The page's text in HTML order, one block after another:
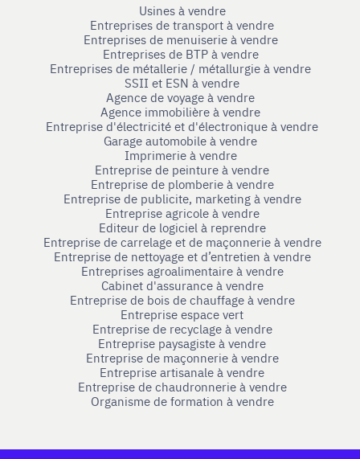
Usines à vendre
Entreprises de transport à vendre
Entreprises de menuiserie à vendre
Entreprises de BTP à vendre
Entreprises de métallerie / métallurgie à vendre
SSII et ESN à vendre
Agence de voyage à vendre
Agence immobilière à vendre
Entreprise d'électricité et d'électronique à vendre
Garage automobile à vendre
Imprimerie à vendre
Entreprise de peinture à vendre
Entreprise de plomberie à vendre
Entreprise de publicite, marketing à vendre
Entreprise agricole à vendre
Editeur de logiciel à reprendre
Entreprise de carrelage et de maçonnerie à vendre
Entreprise de nettoyage et d’entretien à vendre
Entreprises agroalimentaire à vendre
Cabinet d'assurance à vendre
Entreprise de bois de chauffage à vendre
Entreprise espace vert
Entreprise de recyclage à vendre
Entreprise paysagiste à vendre
Entreprise de maçonnerie à vendre
Entreprise artisanale à vendre
Entreprise de chaudronnerie à vendre
Organisme de formation à vendre